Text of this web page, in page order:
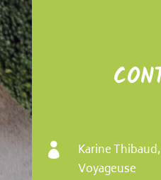

Karine
Voyageuse